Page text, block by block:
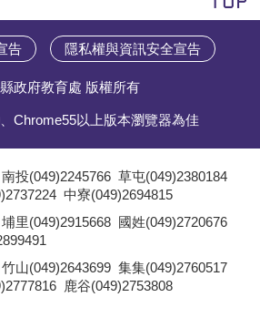
告 隱私權與資訊安全宣告
政府教育處 版權所有
Chrome55以上版本瀏覽器為佳
南投(049)2245766 草屯(049)2380184
中寮(049)2694815
埔里(049)2915668 國姓(049)2720676
竹山(049)2643699 集集(049)2760517
鹿谷(049)2753808